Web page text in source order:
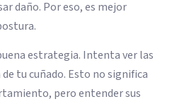
daño. Por eso, es mejor
estrategia. Intenta ver las
tu cuñado. Esto no significa
pero entender sus